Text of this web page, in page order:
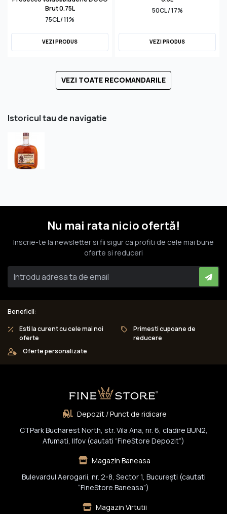
Brut 0.75L
75CL / 11%
VEZI PRODUS
50CL / 17%
VEZI PRODUS
VEZI TOATE RECOMANDARILE
Istoricul tau de navigatie
Nu mai rata nicio ofertă!
Inscrie-te la newsletter si fii sigur ca profiti de cele mai bune
oferte si reduceri
Beneficii:
Esti la curent cu cele mai noi
oferte
Primesti cupoane de
reducere
Oferte personalizate
Depozit / Punct de ridicare
CTPark Bucharest North, str. Vila Ana, nr. 6, cladire BUN2,
Afumati, Ilfov (cautati “FineStore Depozit”)
Magazin Baneasa
Bulevardul Aerogarii, nr. 2-8, Sector 1, Bucureşti (cautati
“FineStore Baneasa”)
Magazin Virtutii